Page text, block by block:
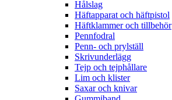
Hålslag
Häftapparat och häftpistol
Häftklammer och tillbehör
Pennfodral
Penn- och prylställ
Skrivunderlägg
Tejp och tejphållare
Lim och klister
Saxar och knivar